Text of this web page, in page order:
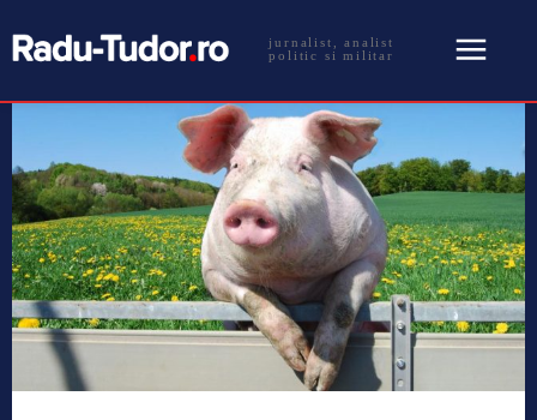
jurnalist, analist
politic si militar